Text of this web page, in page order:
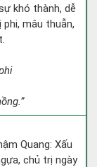
khó thành, dễ
mâu thuẫn,
Quang: Xấu
chủ trị ngày